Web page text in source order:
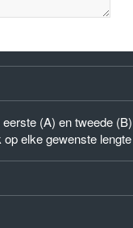
(A) en tweede
elke gewenste